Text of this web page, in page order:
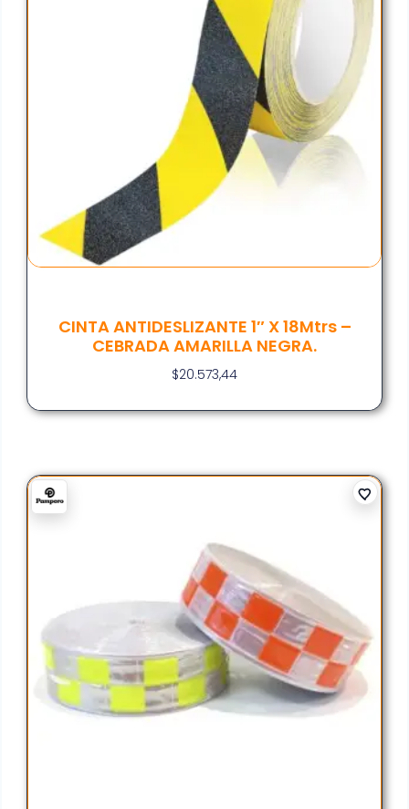
CINTA ANTIDESLIZANTE 1″ X 18Mtrs –
CEBRADA AMARILLA NEGRA.
$20.573,44